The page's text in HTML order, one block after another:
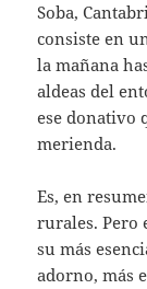
Soba,
consiste en
la mañana
aldeas del
ese donativo
merienda.
Es, en
rurales. Pero
su más
adorno, más